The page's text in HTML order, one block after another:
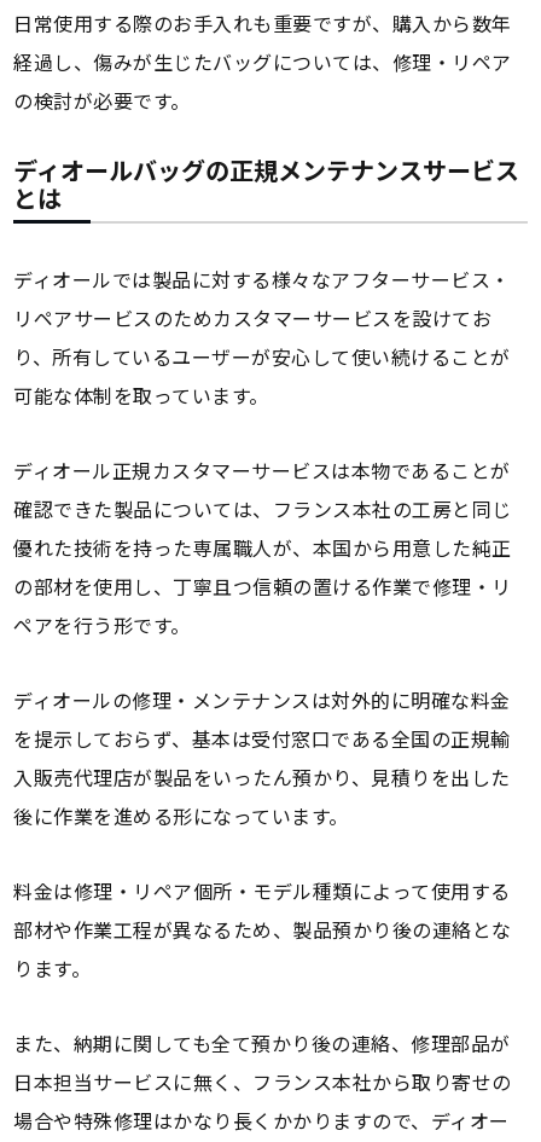
日常使用する際のお手入れも重要ですが、購入から数年
経過し、傷みが生じたバッグについては、修理・リペア
の検討が必要です。
ディオールバッグの正規メンテナンスサービス
とは
ディオールでは製品に対する様々なアフターサービス・
リペアサービスのためカスタマーサービスを設けてお
り、所有しているユーザーが安心して使い続けることが
可能な体制を取っています。
ディオール正規カスタマーサービスは本物であることが
確認できた製品については、フランス本社の工房と同じ
優れた技術を持った専属職人が、本国から用意した純正
の部材を使用し、丁寧且つ信頼の置ける作業で修理・リ
ペアを行う形です。
ディオールの修理・メンテナンスは対外的に明確な料金
を提示しておらず、基本は受付窓口である全国の正規輸
入販売代理店が製品をいったん預かり、見積りを出した
後に作業を進める形になっています。
料金は修理・リペア個所・モデル種類によって使用する
部材や作業工程が異なるため、製品預かり後の連絡とな
ります。
また、納期に関しても全て預かり後の連絡、修理部品が
日本担当サービスに無く、フランス本社から取り寄せの
場合や特殊修理はかなり長くかかりますので、ディオー